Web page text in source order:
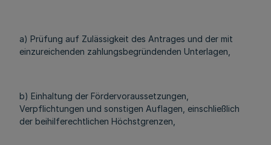
a) Prüfung auf Zulässigkeit des Antrages und der mit
einzureichenden zahlungsbegründenden Unterlagen,
b) Einhaltung der Fördervoraussetzungen,
Verpflichtungen und sonstigen Auflagen, einschließlich
der beihilferechtlichen Höchstgrenzen,